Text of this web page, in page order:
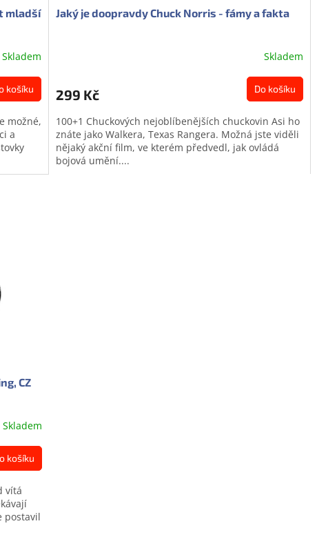
mladší
Skladem
košíku
možné,
a
Jaký je doopravdy Chuck Norris - fámy a fakta
je
z
5
hvězdiček.
Skladem
299 Kč Do košíku
100+1 Chuckových nejoblíbenějších chuckovin Asi ho
znáte jako Walkera, Texas Rangera. Možná jste viděli
nějaký akční film, ve kterém předvedl, jak ovládá
bojová umění....
CZ
Skladem
košíku
vítá
postavil